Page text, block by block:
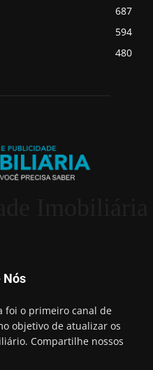
687
594
480
Nós
foi o primeiro canal de
objetivo de atualizar os
Compartilhe nossos